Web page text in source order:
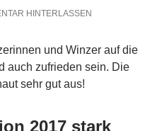
HINTERLASSEN
und Winzer auf die
auch zufrieden sein. Die
sehr gut aus!
2017 stark